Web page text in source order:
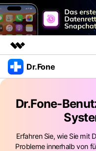
Top-Produkte
Dienstprogramme
Überblick
Presseraum
Dr.Fone
Alles-in-einem-Toolkit
Weitere Tools und Apps
Entdecken Sie weitere
Lernen und
Dr.Fone-
Erfahren Sie, wie Sie mit
Probleme innerhalb von